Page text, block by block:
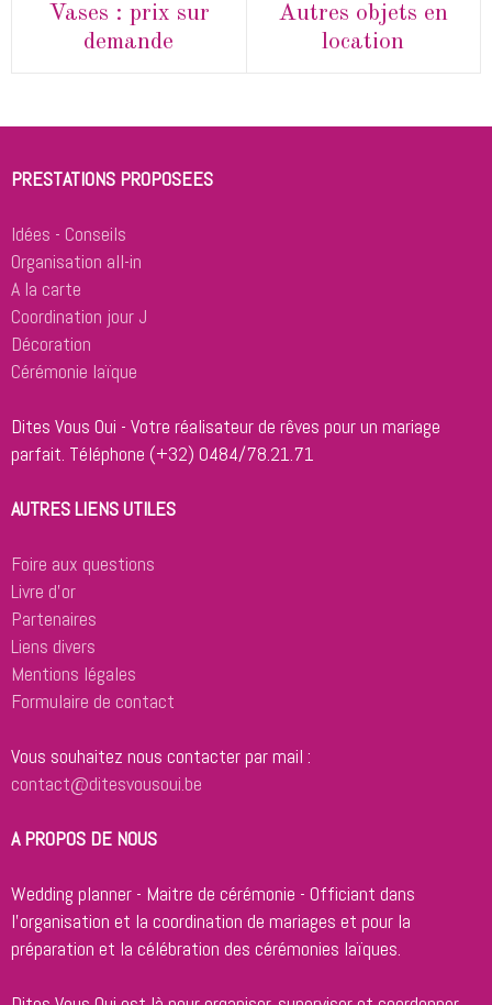
Vases : prix sur
demande
Autres objets en
location
PRESTATIONS PROPOSEES
Idées - Conseils
Organisation all-in
A la carte
Coordination jour J
Décoration
Cérémonie laïque
Dites Vous Oui - Votre réalisateur de rêves pour un mariage
parfait. Téléphone (+32) 0484/78.21.71
AUTRES LIENS UTILES
Foire aux questions
Livre d'or
Partenaires
Liens divers
Mentions légales
Formulaire de contact
Vous souhaitez nous contacter par mail :
contact@ditesvousoui.be
A PROPOS DE NOUS
Wedding planner - Maitre de cérémonie - Officiant dans
l'organisation et la coordination de mariages et pour la
préparation et la célébration des cérémonies laïques.